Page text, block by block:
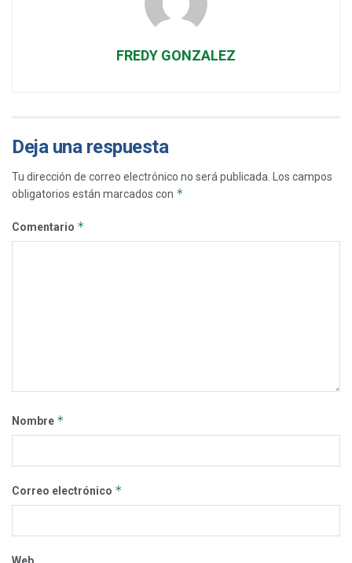
FREDY GONZALEZ
Deja una respuesta
Tu dirección de correo electrónico no será publicada.
Los campos
obligatorios están marcados con *
Comentario *
Nombre *
Correo electrónico *
Web